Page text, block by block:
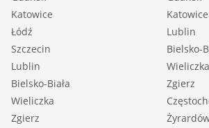
Katowice
Łódź
Szczecin
Lublin
Bielsko-Biała
Wieliczka
Zgierz
Katowice
Lublin
Bielsko-
Wieliczka
Zgierz